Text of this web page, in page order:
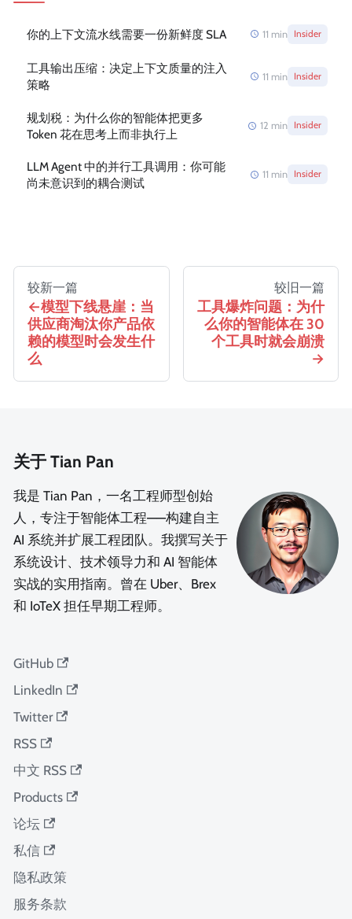
你的上下文流水线需要一份新鲜度 SLA 11 min Insider
工具输出压缩：决定上下文质量的注入
策略
11 min Insider
规划税：为什么你的智能体把更多
Token 花在思考上而非执行上
12 min Insider
LLM Agent 中的并行工具调用：你可能
尚未意识到的耦合测试
11 min Insider
较新一篇
模型下线悬崖：当
供应商淘汰你产品依
赖的模型时会发生什
么
较旧一篇
工具爆炸问题：为什
么你的智能体在 30
个工具时就会崩溃
关于 Tian Pan
我是 Tian Pan，一名工程师型创始
人，专注于智能体工程——构建自主
AI 系统并扩展工程团队。我撰写关于
系统设计、技术领导力和 AI 智能体
实战的实用指南。曾在 Uber、Brex
和 IoTeX 担任早期工程师。
GitHub
LinkedIn
Twitter
RSS
中文 RSS
Products
论坛
私信
隐私政策
服务条款